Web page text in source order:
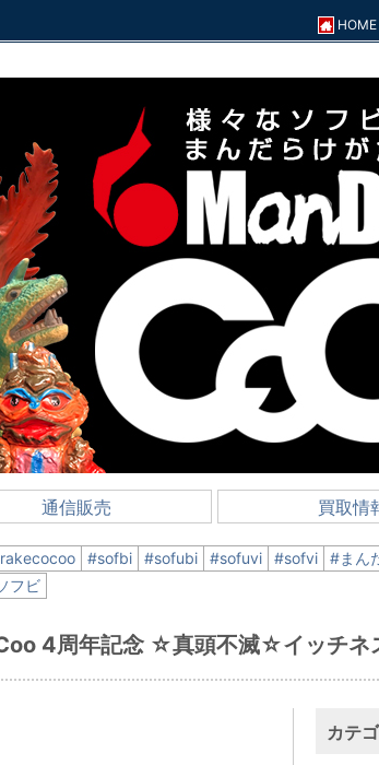
HOME
通信販売 買取情
#sofbi #sofubi #sofuvi #sofvi #まん
フビ
4周年記念 ☆真頭不滅☆イッチ
カテ